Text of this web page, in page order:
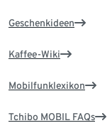
Geschenkideen
Kaffee-Wiki
Mobilfunklexikon
Tchibo MOBIL FAQs